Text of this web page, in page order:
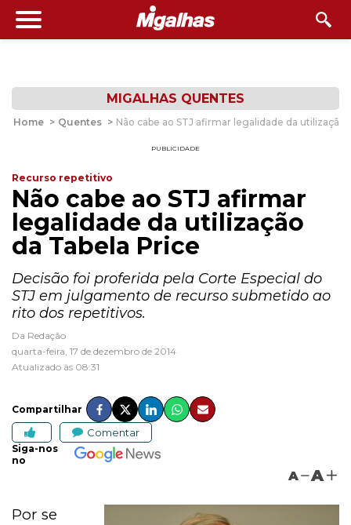
MIGALHAS QUENTES
Home > Quentes > Não cabe ao STJ afirmar legalidade da utilização
PUBLICIDADE
Recurso repetitivo
Não cabe ao STJ afirmar
legalidade da utilização
da Tabela Price
Decisão foi proferida pela Corte Especial do
STJ em julgamento de recurso submetido ao
rito dos repetitivos.
Da Redação
quarta-feira, 17 de dezembro de 2014
Atualizado às 08:31
Compartilhar
Comentar
Siga-nos
no
A A
Por se